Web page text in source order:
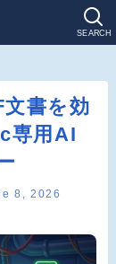
SEARCH
書を効
専用AI
8, 2026